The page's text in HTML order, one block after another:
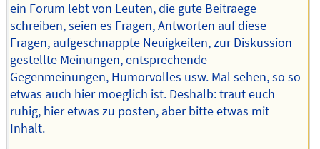
ein Forum lebt von Leuten, die gute Beitraege
schreiben, seien es Fragen, Antworten auf diese
Fragen, aufgeschnappte Neuigkeiten, zur Diskussion
gestellte Meinungen, entsprechende
Gegenmeinungen, Humorvolles usw. Mal sehen, so so
etwas auch hier moeglich ist. Deshalb: traut euch
ruhig, hier etwas zu posten, aber bitte etwas mit
Inhalt.